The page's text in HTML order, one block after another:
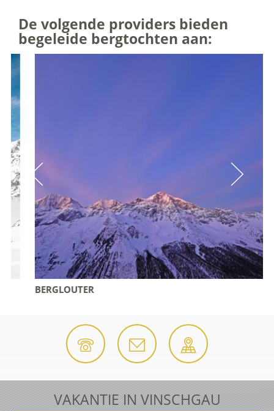
De volgende providers bieden
begeleide bergtochten aan:
BERGLOUTER
VAKANTIE IN VINSCHGAU